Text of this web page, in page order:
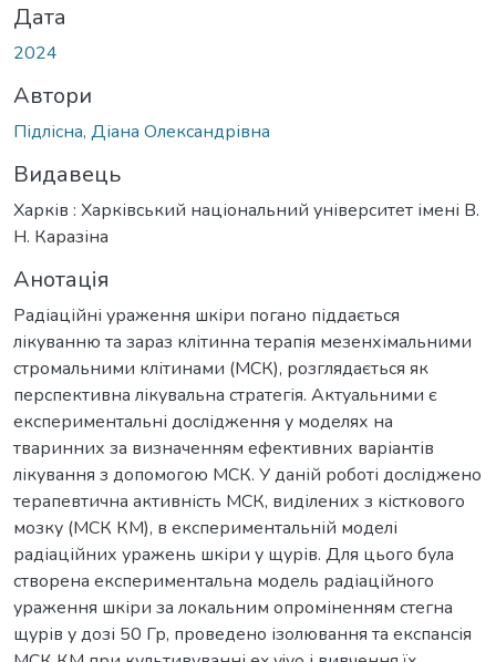
Дата
2024
Автори
Підлісна, Діана Олександрівна
Видавець
Харків : Харківський національний університет імені В.
Н. Каразіна
Анотація
Радіаційні ураження шкіри погано піддається
лікуванню та зараз клітинна терапія мезенхімальними
стромальними клітинами (МСК), розглядається як
перспективна лікувальна стратегія. Актуальними є
експериментальні дослідження у моделях на
тваринних за визначенням ефективних варіантів
лікування з допомогою МСК. У даній роботі досліджено
терапевтична активність МСК, виділених з кісткового
мозку (МСК КМ), в експериментальній моделі
радіаційних уражень шкіри у щурів. Для цього була
створена експериментальна модель радіаційного
ураження шкіри за локальним опроміненням стегна
щурів у дозі 50 Гр, проведено ізолювання та експансія